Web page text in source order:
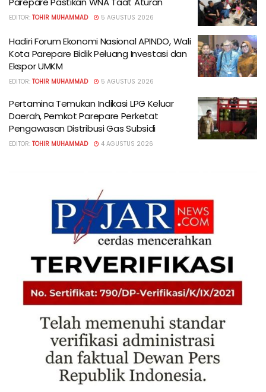
EDITOR: TOHIR MUHAMMAD 5 AGUSTUS 2026
Hadiri Forum Ekonomi Nasional APINDO, Wali
Kota Parepare Bidik Peluang Investasi dan
Ekspor UMKM
EDITOR: TOHIR MUHAMMAD 5 AGUSTUS 2026
Pertamina Temukan Indikasi LPG Keluar
Daerah, Pemkot Parepare Perketat
Pengawasan Distribusi Gas Subsidi
EDITOR: TOHIR MUHAMMAD 4 AGUSTUS 2026